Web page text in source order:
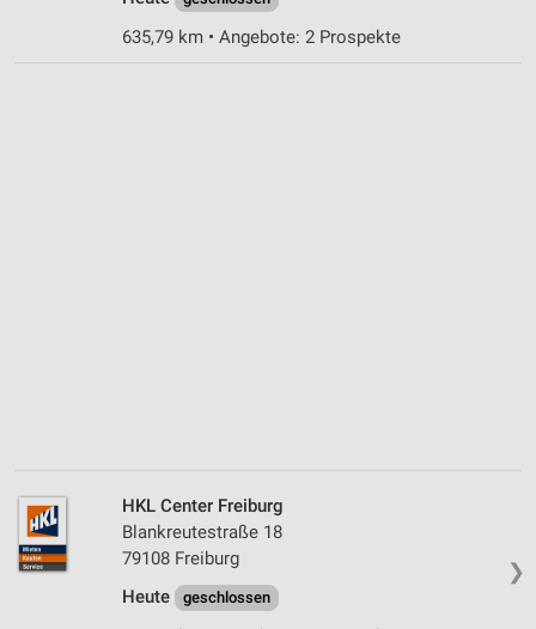
635,79 km • Angebote: 2 Prospekte
❯
HKL Center Freiburg
Blankreutestraße 18
79108 Freiburg
Heute
geschlossen